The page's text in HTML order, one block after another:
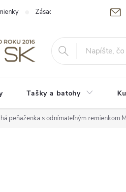
Zásady spracovania osobných
Tašky a batohy
peňaženka s odnímateľným remienkom